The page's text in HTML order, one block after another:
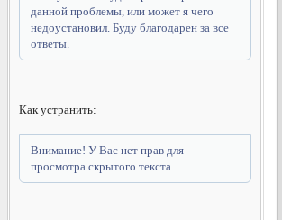
данной проблемы, или может я чего
недоустановил. Буду благодарен за все
ответы.
Как устранить:
Внимание! У Вас нет прав для
просмотра скрытого текста.